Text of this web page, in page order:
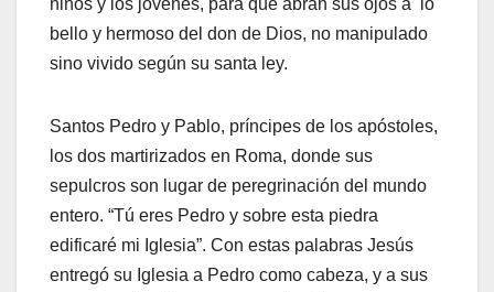
bello y hermoso del don de Dios, no manipulado
sino vivido según su santa ley.
Santos Pedro y Pablo, príncipes de los apóstoles,
los dos martirizados en Roma, donde sus
sepulcros son lugar de peregrinación del mundo
entero. “Tú eres Pedro y sobre esta piedra
edificaré mi Iglesia”. Con estas palabras Jesús
entregó su Iglesia a Pedro como cabeza, y a sus